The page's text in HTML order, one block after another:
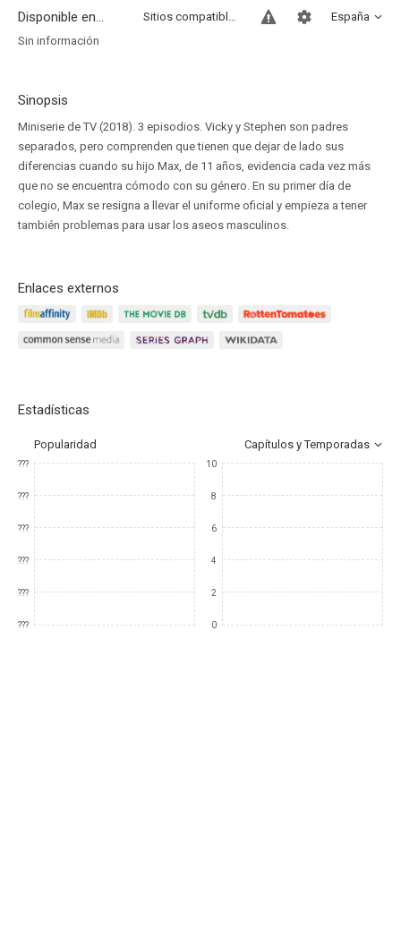
Disponible en... España
Sitios compatibles
Sin información
Sinopsis
Miniserie de TV (2018). 3 episodios. Vicky y Stephen son padres
separados, pero comprenden que tienen que dejar de lado sus
diferencias cuando su hijo Max, de 11 años, evidencia cada vez más
que no se encuentra cómodo con su género. En su primer día de
colegio, Max se resigna a llevar el uniforme oficial y empieza a tener
también problemas para usar los aseos masculinos.
Enlaces externos
Estadísticas
Popularidad Capítulos y Temporadas
???
???
???
???
???
???
10
8
6
4
2
0